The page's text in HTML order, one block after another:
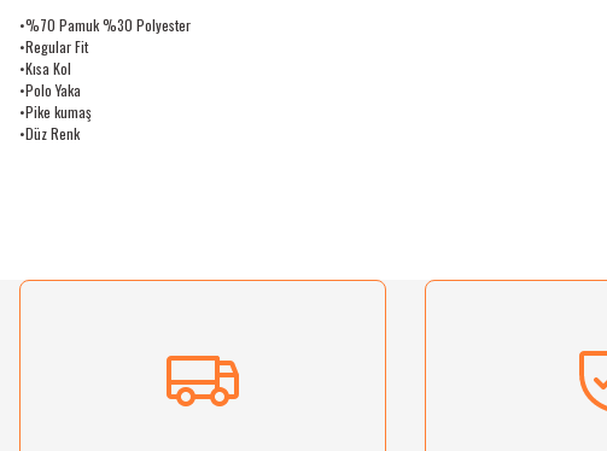
•%70 Pamuk %30 Polyester
•Regular Fit
•Kısa Kol
•Polo Yaka
•Pike kumaş
•Düz Renk
Ürün bilgilerinde hatalar bulunuyor.